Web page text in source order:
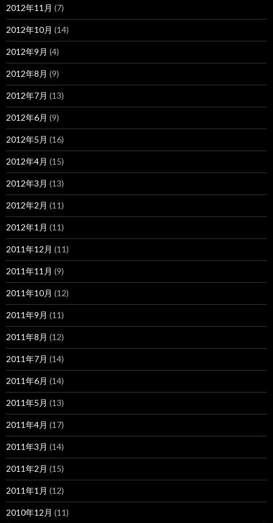
2012年11月 (7)
2012年10月 (14)
2012年9月 (4)
2012年8月 (9)
2012年7月 (13)
2012年6月 (9)
2012年5月 (16)
2012年4月 (15)
2012年3月 (13)
2012年2月 (11)
2012年1月 (11)
2011年12月 (11)
2011年11月 (9)
2011年10月 (12)
2011年9月 (11)
2011年8月 (12)
2011年7月 (14)
2011年6月 (14)
2011年5月 (13)
2011年4月 (17)
2011年3月 (14)
2011年2月 (15)
2011年1月 (12)
2010年12月 (11)